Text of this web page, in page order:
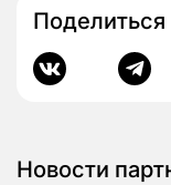
Новости